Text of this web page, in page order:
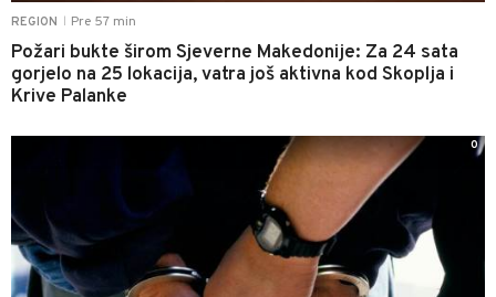
REGION Pre 57 min
Požari bukte širom Sjeverne Makedonije: Za 24 sata
gorjelo na 25 lokacija, vatra još aktivna kod Skoplja i
Krive Palanke
0